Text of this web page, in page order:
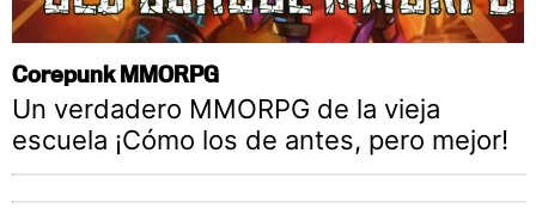
Corepunk MMORPG
Un verdadero MMORPG de la vieja
escuela ¡Cómo los de antes, pero mejor!